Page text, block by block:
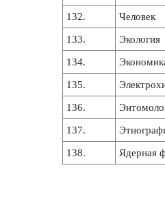
132. Человек
133. Экология
134.
135.
136.
137.
138. Ядерная